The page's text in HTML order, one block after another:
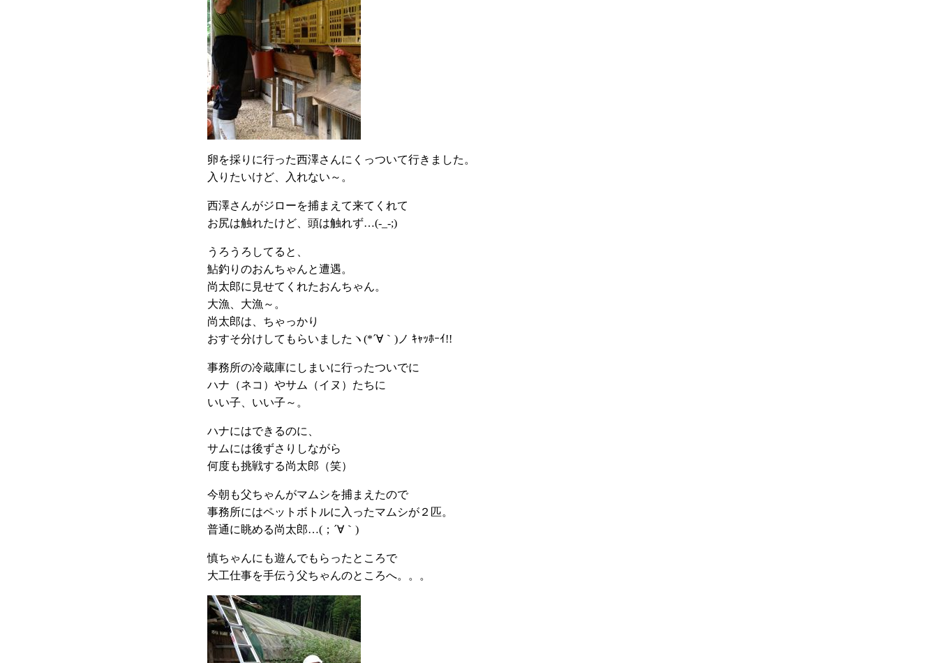
卵を採りに行った西澤さんにくっついて行きました。
入りたいけど、入れない～。
西澤さんがジローを捕まえて来てくれて
お尻は触れたけど、頭は触れず…(-_-;)
うろうろしてると、
鮎釣りのおんちゃんと遭遇。
尚太郎に見せてくれたおんちゃん。
大漁、大漁～。
尚太郎は、ちゃっかり
おすそ分けしてもらいましたヽ(*´∀｀)ノ ｷｬｯﾎｰｲ!!
事務所の冷蔵庫にしまいに行ったついでに
ハナ（ネコ）やサム（イヌ）たちに
いい子、いい子～。
ハナにはできるのに、
サムには後ずさりしながら
何度も挑戦する尚太郎（笑）
今朝も父ちゃんがマムシを捕まえたので
事務所にはペットボトルに入ったマムシが２匹。
普通に眺める尚太郎…(；´∀｀)
慎ちゃんにも遊んでもらったところで
大工仕事を手伝う父ちゃんのところへ。。。